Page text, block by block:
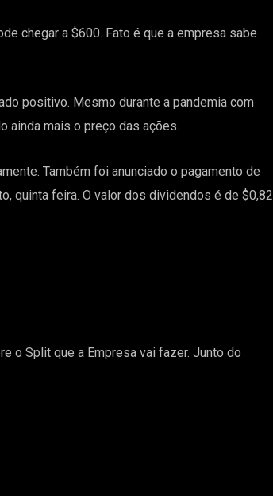
chegar a $600. Fato é que a empresa sabe
positivo. Mesmo durante a pandemia com
ainda mais o preço das ações.
Também foi anunciado o pagamento de
quinta feira. O valor dos dividendos é de $0,82
o Split que a Empresa vai fazer. Junto do